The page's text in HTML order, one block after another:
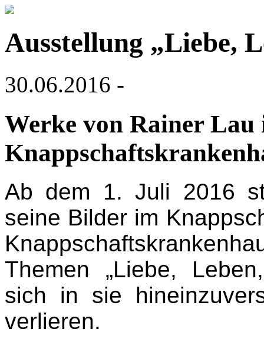
Ausstellung „Liebe,
30.06.2016 -
Werke von Rainer Lau
Ab dem 1. Juli 2016
seine Bilder im
Themen „Liebe,
sich in sie
verlieren.